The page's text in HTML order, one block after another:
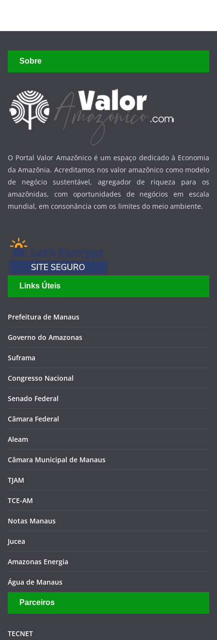
Sobre
O Portal Valor Amazônico é um espaço dedicado à Economia
da Amazônia. Acreditamos nos valor amazônico como modelo
de negócio sustentável, agregador de riqueza para os
amazônidas, com oportunidades de negócios em escala
mundial, em consonância com os limites do meio ambiente.
Links Úteis
Prefeitura de Manaus
Governo do Amazonas
Suframa
Congresso Nacional
Senado Federal
Câmara Federal
Aleam
Câmara Municipal de Manaus
TJAM
TCE-AM
Notas Manaus
Jucea
Amazonas Energia
Água de Manaus
Parceiros
TECNET